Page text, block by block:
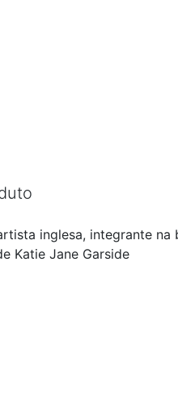
inglesa, integrante
Katie Jane Garside